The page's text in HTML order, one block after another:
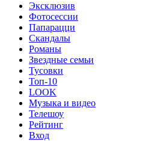
Эксклюзив
Фотосессии
Папарацци
Скандалы
Романы
Звездные семьи
Тусовки
Топ-10
LOOK
Музыка и видео
Телешоу
Рейтинг
Вход